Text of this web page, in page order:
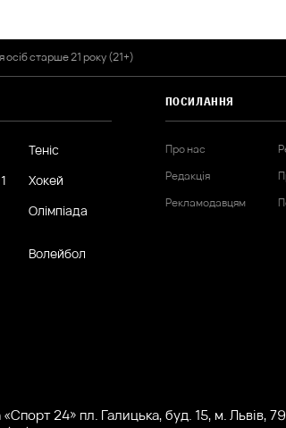
осіб старше 21 року (21+)
Теніс
Хокей
Олімпіада
Волейбол
ПОСИЛАННЯ
Про нас
Редакція
Рекламодавцям
24» пл. Галицька, буд. 15, м. Львів,